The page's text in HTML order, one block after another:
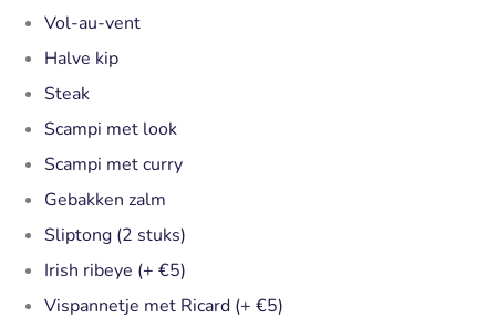
Vol-au-vent
Halve kip
Steak
Scampi met look
Scampi met curry
Gebakken zalm
Sliptong (2 stuks)
Irish ribeye (+ €5)
Vispannetje met Ricard (+ €5)